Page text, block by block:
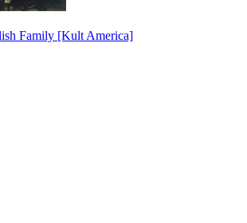
Family [Kult America]